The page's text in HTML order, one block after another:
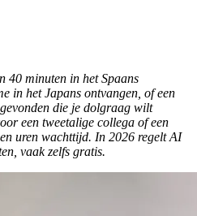
40 minuten in het Spaans
in het Japans ontvangen, of een
die je dolgraag wilt
een tweetalige collega of een
uren wachttijd. In 2026 regelt AI
vaak zelfs gratis.